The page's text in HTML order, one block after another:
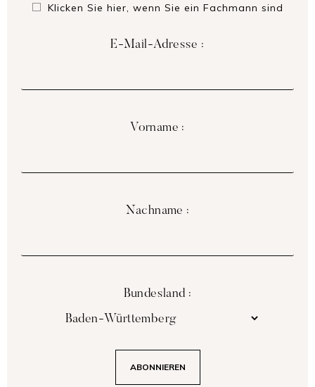
Klicken Sie hier, wenn Sie ein Fachmann sind
E-Mail-Adresse :
Vorname :
Nachname :
Bundesland :